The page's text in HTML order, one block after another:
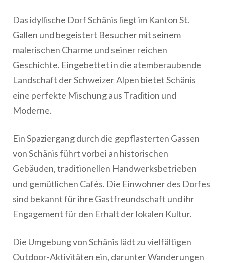
Das idyllische Dorf Schänis liegt im Kanton St.
Gallen und begeistert Besucher mit seinem
malerischen Charme und seiner reichen
Geschichte. Eingebettet in die atemberaubende
Landschaft der Schweizer Alpen bietet Schänis
eine perfekte Mischung aus Tradition und
Moderne.
Ein Spaziergang durch die gepflasterten Gassen
von Schänis führt vorbei an historischen
Gebäuden, traditionellen Handwerksbetrieben
und gemütlichen Cafés. Die Einwohner des Dorfes
sind bekannt für ihre Gastfreundschaft und ihr
Engagement für den Erhalt der lokalen Kultur.
Die Umgebung von Schänis lädt zu vielfältigen
Outdoor-Aktivitäten ein, darunter Wanderungen